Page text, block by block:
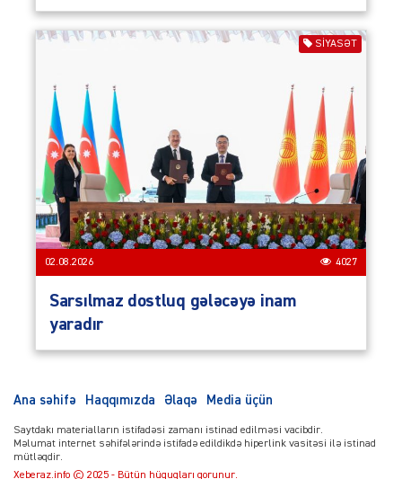
SIYASƏT
02.08.2026 4027
Sarsılmaz dostluq gələcəyə inam
yaradır
Ana səhifə Haqqımızda Əlaqə Media üçün
Saytdakı materialların istifadəsi zamanı istinad edilməsi vacibdir.
Məlumat internet səhifələrində istifadə edildikdə hiperlink vasitəsi ilə istinad
mütləqdir.
Xeberaz.info © 2025 - Bütün hüquqları qorunur.